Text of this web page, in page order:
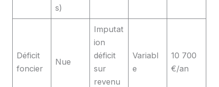
s)
Déficit
foncier
Nue
Imputat
ion
déficit
sur
revenu
Variabl
e
10 700
€/an